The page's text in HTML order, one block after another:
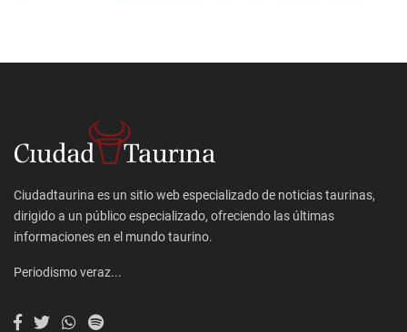
Ciudadtaurina es un sitio web especializado de noticias taurinas,
dirigido a un público especializado, ofreciendo las últimas
informaciones en el mundo taurino.
Periodismo veraz...